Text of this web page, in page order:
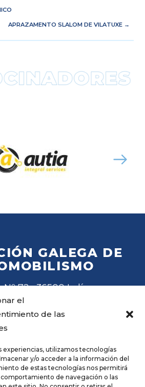
el
de las
experiencias, utilizamos tecnologías
y/o acceder a la información del
de estas tecnologías nos permitirá
de navegación o las
APRAZAMENTO SLALOM DE VILATUXE→
GALEGA DE
Nº 72 · 36500 Lalín
. 988 27 28 41
fga@fga.es
Hora local: